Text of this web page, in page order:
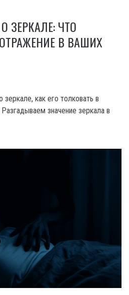
ЗЕРКАЛЕ: ЧТО
В ВАШИХ
зеркале, как его толковать в
значение зеркала в